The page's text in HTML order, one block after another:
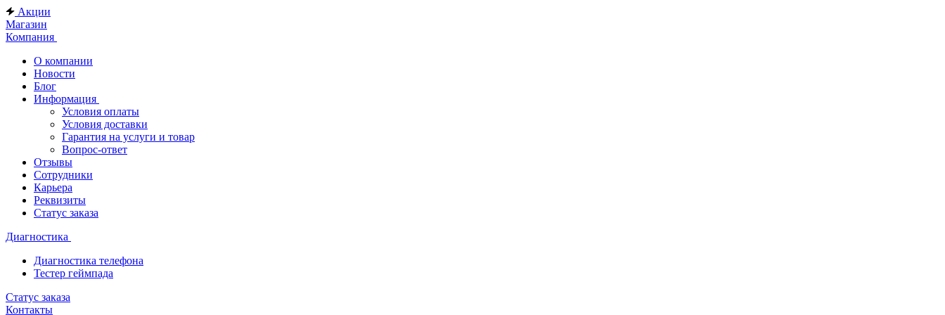
Акции
Магазин
Компания
О компании
Новости
Блог
Информация
Условия оплаты
Условия доставки
Гарантия на услуги и товар
Вопрос-ответ
Отзывы
Сотрудники
Карьера
Реквизиты
Статус заказа
Диагностика
Диагностика телефона
Тестер геймпада
Статус заказа
Контакты